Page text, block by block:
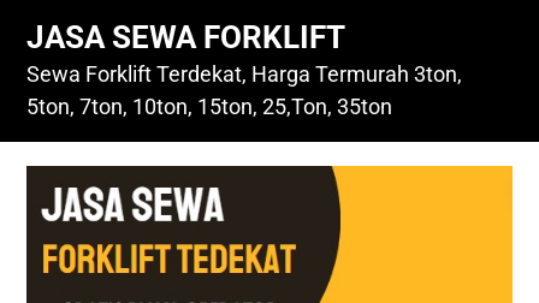
content
JASA SEWA FORKLIFT
Sewa Forklift Terdekat, Harga Termurah 3ton,
5ton, 7ton, 10ton, 15ton, 25,Ton, 35ton